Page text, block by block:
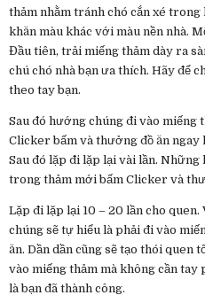
thảm nhằm tránh chó cắn xé trong
khăn màu khác với màu nền nhà.
Đầu tiên, trải miếng thảm dày ra
chú chó nhà bạn ưa thích. Hãy để
theo tay bạn.
Sau đó hướng chúng đi vào miếng
Clicker bấm và thưởng đồ ăn ngay
Sau đó lặp đi lặp lại vài lần.
trong thảm mới bấm Clicker và
Lặp đi lặp lại 10 – 20 lần cho
chúng sẽ tự hiểu là phải đi vào
ăn. Dần dần cũng sẽ tạo thói quen
vào miếng thảm mà không cần tay
là bạn đã thành công.